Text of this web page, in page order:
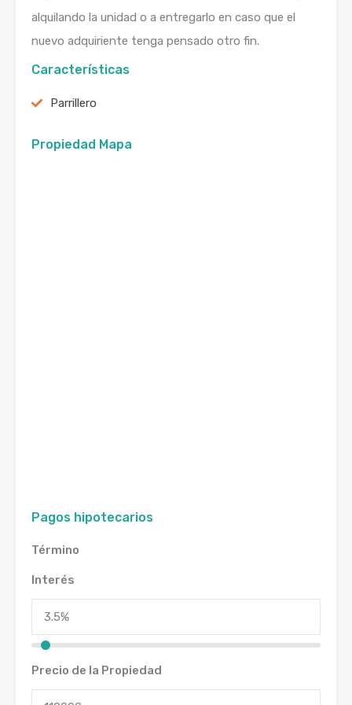
alquilando la unidad o a entregarlo en caso que el
nuevo adquiriente tenga pensado otro fin.
Características
Parrillero
Propiedad Mapa
Pagos hipotecarios
Término
Interés
Precio de la Propiedad